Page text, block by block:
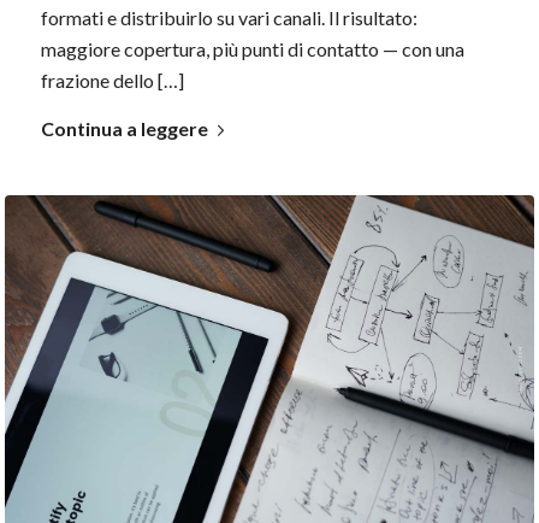
formati e distribuirlo su vari canali. Il risultato:
maggiore copertura, più punti di contatto — con una
frazione dello […]
Continua a leggere